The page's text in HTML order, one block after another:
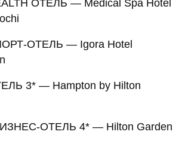
ОТЕЛЬ — Medical Spa Hotel
ОТЕЛЬ — Igora Hotel
3* — Hampton by Hilton
ОТЕЛЬ 4* — Hilton Garden